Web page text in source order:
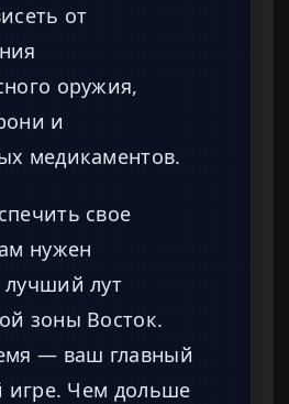
от
оружия,
и
медикаментов.
свое
нужен
лут
зоны Восток.
— ваш главный
игре. Чем дольше